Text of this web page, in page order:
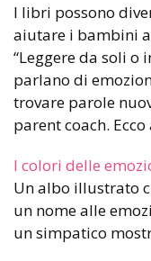
I libri possono
aiutare i bambini
“Leggere da soli o
parlano di
trovare parole
parent coach.
I colori delle
Un albo illustrato
un nome alle
un simpatico